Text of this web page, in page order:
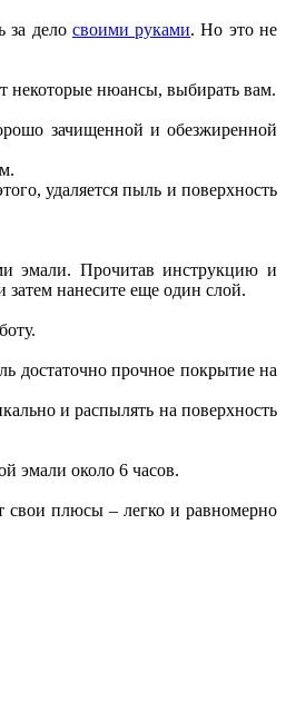
за дело своими руками. Но это не
некоторые нюансы, выбирать вам.
зачищенной и обезжиренной
удаляется пыль и поверхность
эмали. Прочитав инструкцию и
нанесите еще один слой.
достаточно прочное покрытие на
и распылять на поверхность
эмали около 6 часов.
свои плюсы – легко и равномерно